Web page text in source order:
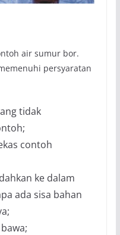
air sumur bor.
persyaratan
tidak
contoh
ke dalam
ada sisa bahan